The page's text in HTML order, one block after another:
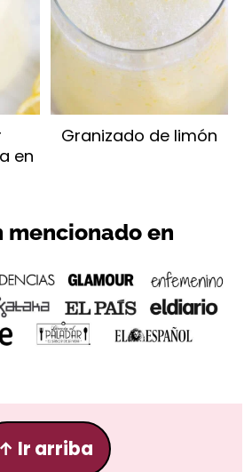
en
Granizado de limón
mencionado en
↑ Ir arriba